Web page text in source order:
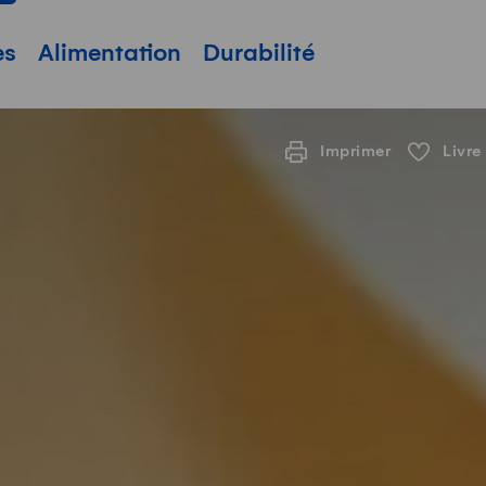
Alimentation Durabilité
Imprimer Livre